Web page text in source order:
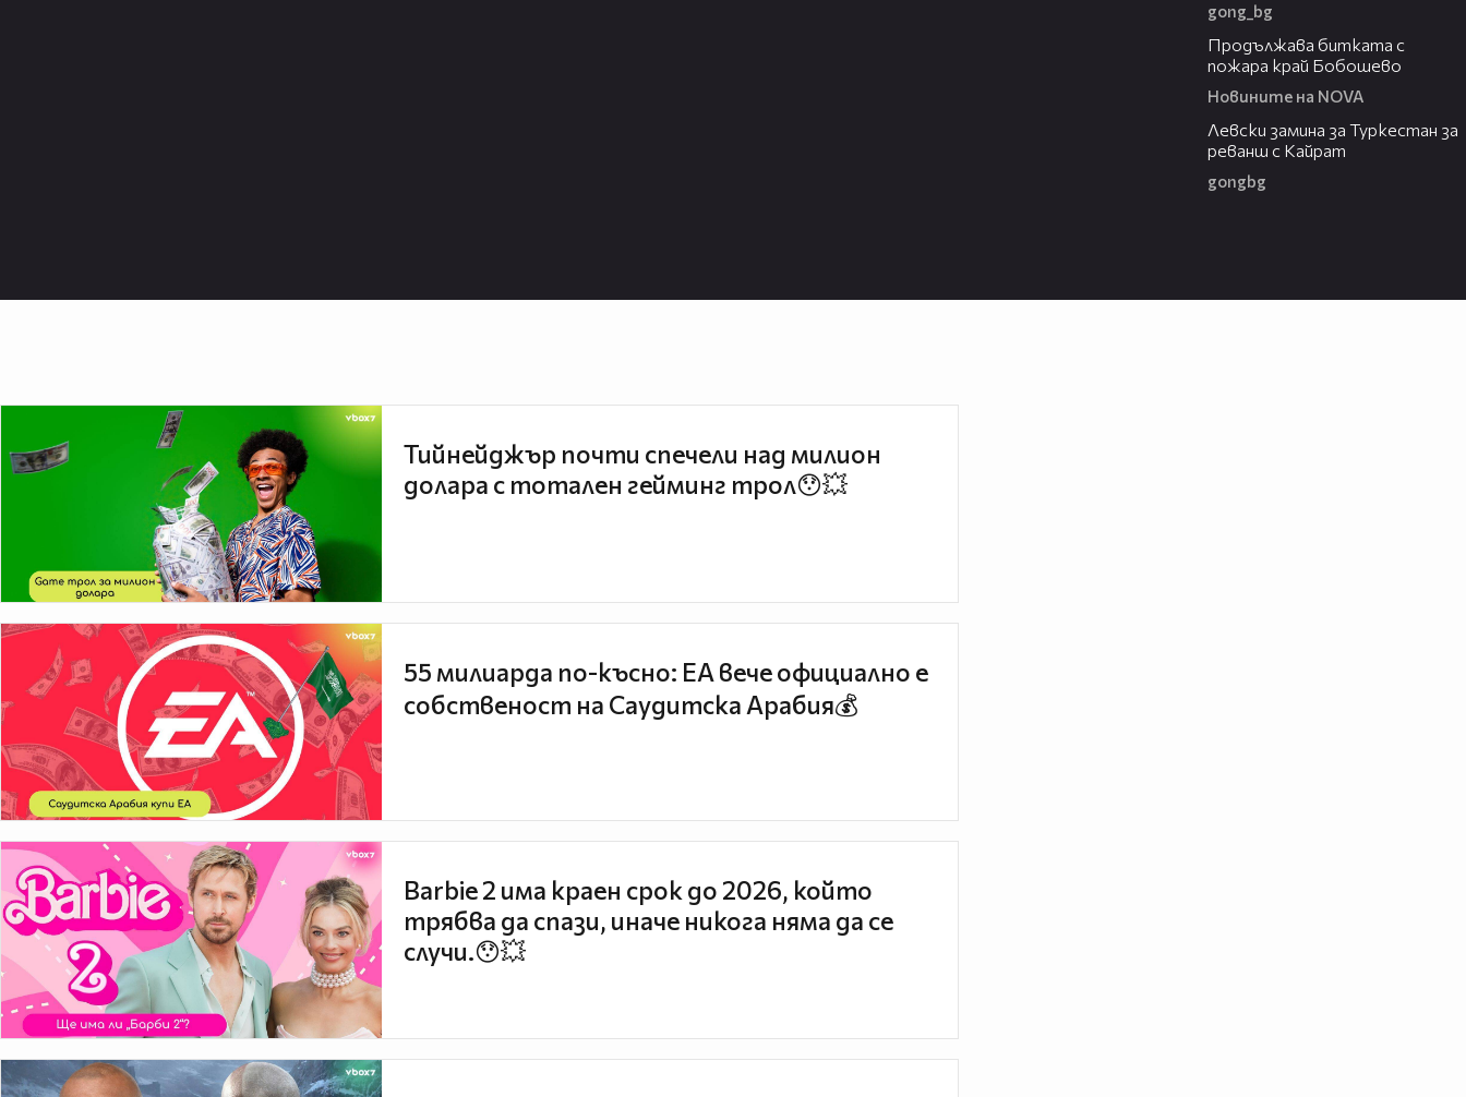
gong_bg
Продължава битката с
пожара край Бобошево
Новините на NOVA
Левски замина за Туркестан за
реванш с Кайрат
gongbg
Тийнейджър почти спечели над милион
долара с тотален гейминг трол😯💥
55 милиарда по-късно: EA вече официално е
собственост на Саудитска Арабия💰
Barbie 2 има краен срок до 2026, който
трябва да спази, иначе никога няма да се
случи.😯💥